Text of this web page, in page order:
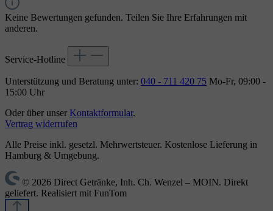
Keine Bewertungen gefunden. Teilen Sie Ihre Erfahrungen mit
anderen.
Service-Hotline
Unterstützung und Beratung unter: 040 - 711 420 75 Mo-Fr, 09:00 -
15:00 Uhr
Oder über unser Kontaktformular.
Vertrag widerrufen
Alle Preise inkl. gesetzl. Mehrwertsteuer. Kostenlose Lieferung in
Hamburg & Umgebung.
© 2026 Direct Getränke, Inh. Ch. Wenzel – MOIN. Direkt
geliefert. Realisiert mit FunTom